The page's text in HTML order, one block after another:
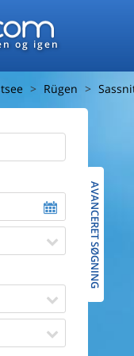
og igen
Rügen
Afstand til
Udsigt til
Faciliteter
Spa
AVANCERET SØGNING